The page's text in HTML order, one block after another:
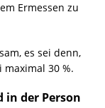
Ermessen zu
es sei denn,
30 %.
in der Person